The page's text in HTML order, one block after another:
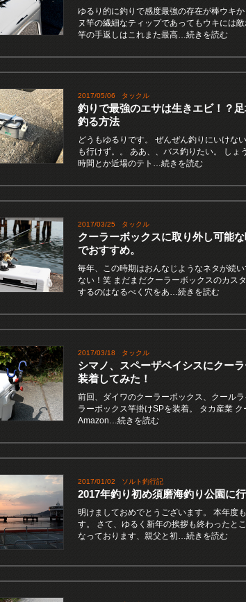
ゆるり的に釣りで感度最強の存在が棒ウキ
ヌ竿の繊細なティップであってもウキには
竿の手返しはこれまた最高…続きを読む
2017/05/06 タックル
釣りで最強のエサは生きエビ！？
釣る方法
どうもゆるりです。 ぜんぜん釣りにいけな
も行けず。。 ああ、、バス釣りたい。 しょ
時間とか近場のテト…続きを読む
2017/03/25 タックル
クーラーボックスに取り外し可能
でおすすめ。
毎年、この時期はおんなじようなネタが続
ない！笑 まだまだクーラーボックスのカス
するのはなるべく穴をあ…続きを読む
2017/03/18 タックル
シマノ、スペーザベイシスにクー
装着してみた！
前回、ダイワのクーラーボックス、クール
ラーボックス竿掛けSPを装着。 タカ産業
Amazon…続きを読む
2017/01/02 ソルト釣行記
2017年釣り初め須磨海釣り公園に行
明けましておめでとうございます。 本年度
す。 さて、ゆるく新年の挨拶も終わったと
なっております、親父と初…続きを読む